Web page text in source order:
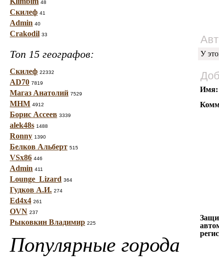
48
Скилеф 41
Admin 40
Crakodil 33
Топ 15 географов:
Скилеф 22332
AD70 7819
Магаз Анатолий 7529
МНМ 4912
Борис Ассеев 3339
alek48s 1488
Ronny 1390
Белков Альберт 515
VSx86 446
Admin 411
Lounge_Lizard 364
Гудков А.И. 274
Ed4x4 261
OVN 237
Рыковкин Владимир 225
Популярные города
У
Имя: